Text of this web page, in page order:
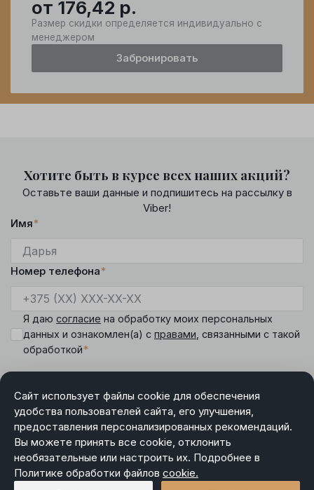
от 176,42 р.
Размер скидки определяется индивидуально с
менеджером
Забронировать
Сайт использует файлы cookie для обеспечения
удобства пользователей сайта, его улучшения,
предоставления персонализированных рекомендаций.
Вы можете принять все cookie, отклонить
необязательные или настроить их. Подробнее в
Политике обработки файлов cookie.
Хотите быть в курсе всех наших акций?
Оставьте ваши данные и подпишитесь на рассылку в
Viber!
Имя*
Номер телефона*
Я даю согласие на обработку моих персональных
данных и ознакомлен(а) с правами , связанными с такой
обработкой*
DIAMANTE
Режим работы менеджера интернет-магазина:
пн-чт 9.00-18.00, пт 9.00-17.00, сб-вс выходной.
Номер контактного телефона продавца (для обращений